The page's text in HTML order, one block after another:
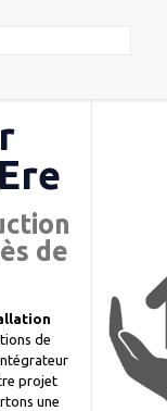
de
de
projet
une